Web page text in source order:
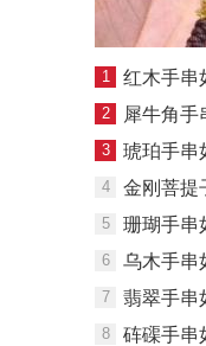
1 红木手串
2 犀牛角手
3 琥珀手串
4 金刚菩提子
5 珊瑚手串
6 乌木手串
7 翡翠手串
8 砗磲手串